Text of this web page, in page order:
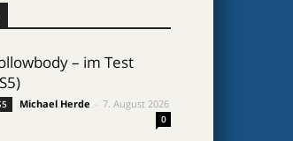
– im Test
Michael Herde 7. August 2026
0